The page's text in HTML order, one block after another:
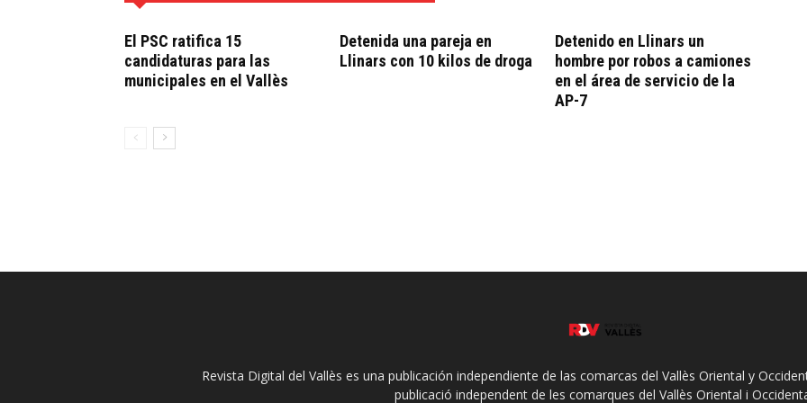
El PSC ratifica 15
candidaturas para las
municipales en el Vallès
Detenida una pareja en
Llinars con 10 kilos de droga
Detenido en Llinars un
hombre por robos a camiones
en el área de servicio de la
AP-7
Revista Digital del Vallès es una publicación independiente de las comarcas del Vallès Oriental y
publicació independent de les comarques del Vallès Oriental i